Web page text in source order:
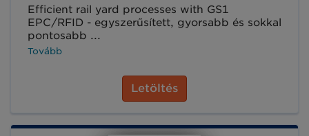
Efficient rail yard processes with GS1
EPC/RFID - egyszerűsített, gyorsabb és sokkal
pontosabb ...
Tovább
Letöltés